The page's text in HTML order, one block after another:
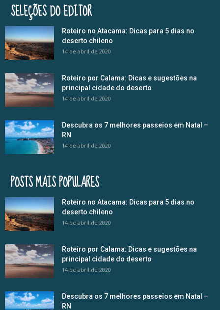
SELEÇÕES DO EDITOR
Roteiro no Atacama: Dicas para 5 dias no
deserto chileno
14 de abril de 2020
Roteiro por Calama: Dicas e sugestões na
principal cidade do deserto
14 de abril de 2020
Descubra os 7 melhores passeios em Natal –
RN
14 de abril de 2020
POSTS MAIS POPULARES
Roteiro no Atacama: Dicas para 5 dias no
deserto chileno
14 de abril de 2020
Roteiro por Calama: Dicas e sugestões na
principal cidade do deserto
14 de abril de 2020
Descubra os 7 melhores passeios em Natal –
RN